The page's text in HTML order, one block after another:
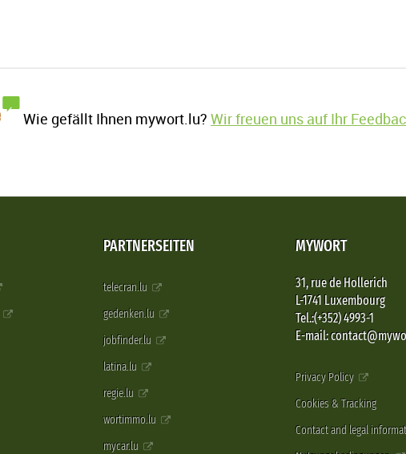
Wie gefällt Ihnen mywort.lu?Wir freuen uns auf Ihr
PARTNERSEITEN
telecran.lu
gedenken.lu
jobfinder.lu
latina.lu
regie.lu
wortimmo.lu
mycar.lu
MYWORT
31, rue de Hollerich
L-1741 Luxembourg
Tel.:(+352) 4993-1
E-mail:
Privacy Policy
Cookies & Tracking
Contact and legal